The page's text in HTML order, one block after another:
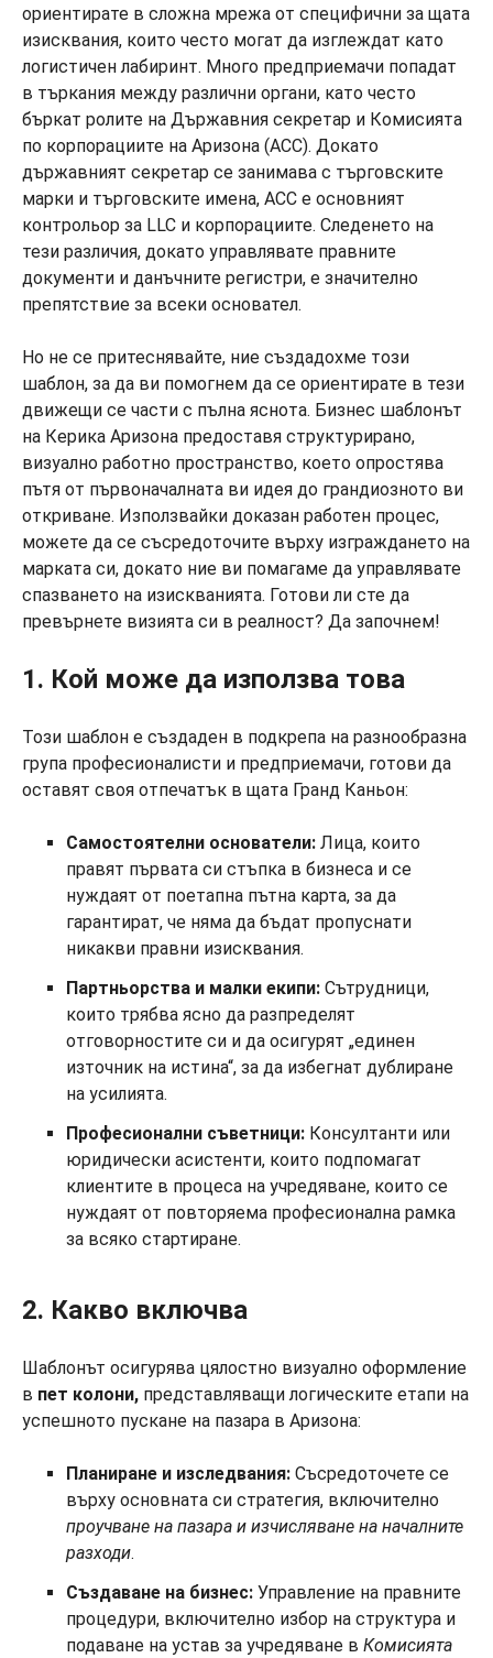
ориентирате в сложна мрежа от специфични за щата
изисквания, които често могат да изглеждат като
логистичен лабиринт. Много предприемачи попадат
в търкания между различни органи, като често
бъркат ролите на Държавния секретар и Комисията
по корпорациите на Аризона (ACC). Докато
държавният секретар се занимава с търговските
марки и търговските имена, ACC е основният
контрольор за LLC и корпорациите. Следенето на
тези различия, докато управлявате правните
документи и данъчните регистри, е значително
препятствие за всеки основател.
Но не се притеснявайте, ние създадохме този
шаблон, за да ви помогнем да се ориентирате в тези
движещи се части с пълна яснота. Бизнес шаблонът
на Керика Аризона предоставя структурирано,
визуално работно пространство, което опростява
пътя от първоначалната ви идея до грандиозното ви
откриване. Използвайки доказан работен процес,
можете да се съсредоточите върху изграждането на
марката си, докато ние ви помагаме да управлявате
спазването на изискванията. Готови ли сте да
превърнете визията си в реалност? Да започнем!
1. Кой може да използва това
Този шаблон е създаден в подкрепа на разнообразна
група професионалисти и предприемачи, готови да
оставят своя отпечатък в щата Гранд Каньон:
Самостоятелни основатели: Лица, които
правят първата си стъпка в бизнеса и се
нуждаят от поетапна пътна карта, за да
гарантират, че няма да бъдат пропуснати
никакви правни изисквания.
Партньорства и малки екипи: Сътрудници,
които трябва ясно да разпределят
отговорностите си и да осигурят „единен
източник на истина“, за да избегнат дублиране
на усилията.
Професионални съветници: Консултанти или
юридически асистенти, които подпомагат
клиентите в процеса на учредяване, които се
нуждаят от повторяема професионална рамка
за всяко стартиране.
2. Какво включва
Шаблонът осигурява цялостно визуално оформление
в пет колони, представляващи логическите етапи на
успешното пускане на пазара в Аризона:
Планиране и изследвания: Съсредоточете се
върху основната си стратегия, включително
проучване на пазара и изчисляване на началните
разходи.
Създаване на бизнес: Управление на правните
процедури, включително избор на структура и
подаване на устав за учредяване в Комисията